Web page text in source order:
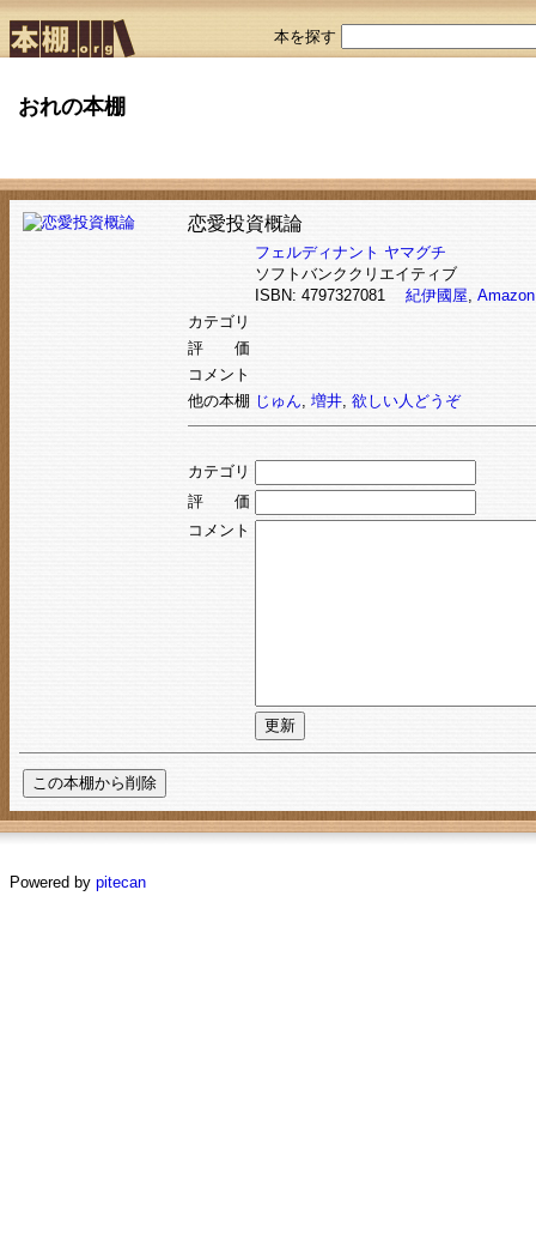
本を探す
おれの本棚
恋愛投資概論
フェルディナント ヤマグチ
ソフトバンククリエイティブ
ISBN: 4797327081 紀伊國屋, Amazon
カテゴリ
評 価
コメント
他の本棚 じゅん, 増井, 欲しい人どうぞ
カテゴリ
評 価
コメント
Powered by pitecan